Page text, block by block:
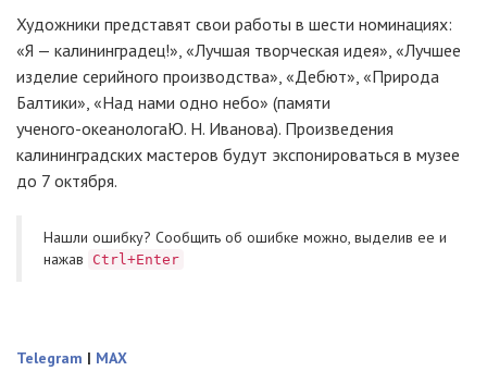
Художники представят свои работы в шести номинациях:
«Я — калининградец!», «Лучшая творческая идея», «Лучшее
изделие серийного производства», «Дебют», «Природа
Балтики», «Над нами одно небо» (памяти
ученого-океанологаЮ. Н. Иванова). Произведения
калининградских мастеров будут экспонироваться в музее
до 7 октября.
Нашли ошибку? Cообщить об ошибке можно, выделив ее и
нажав
Ctrl+Enter
Telegram | MAX